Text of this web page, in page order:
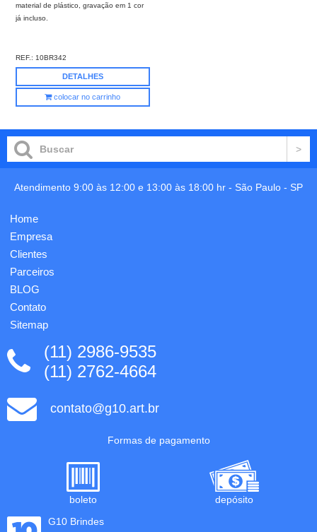
material de plástico, gravação em 1 cor
já incluso.
REF.: 10BR342
DETALHES
colocar no carrinho
Atendimento 9:00 às 12:00 e 13:00 às 18:00 hr - São Paulo - SP
Home
Empresa
Clientes
Parceiros
BLOG
Contato
Sitemap
(11) 2986-9535
(11) 2762-4664
contato@g10.art.br
Formas de pagamento
boleto
depósito
G10 Brindes